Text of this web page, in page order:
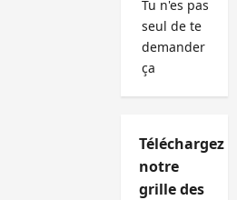
Tu n'es pas
seul de te
demander
ça
Téléchargez
notre
grille des